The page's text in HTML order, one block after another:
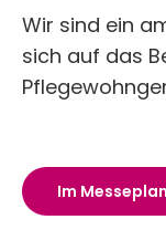
Wir sind ein
sich auf das
Im